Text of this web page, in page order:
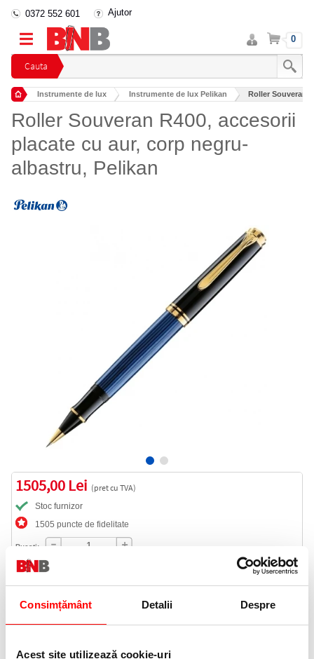
Consimțământ Detalii Despre
Acest site utilizează cookie-uri
Cauta
0372 552 601 Ajutor
Intra
in
cont
Cos 0
Instrumente de lux Instrumente de lux Pelikan Roller Souveran
Roller Souveran R400, accesorii
placate cu aur, corp negru-
albastru, Pelikan
1505,00 Lei (pret cu TVA)
Stoc furnizor
1505 puncte de fidelitate
Bucati:
Cod produs:
0372 552 601